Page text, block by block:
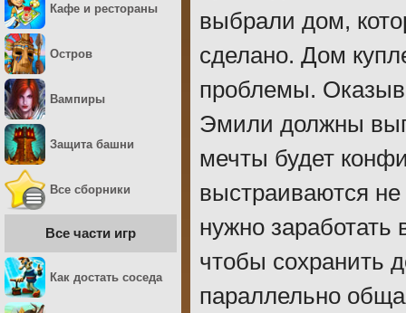
выбрали дом,
сделано. Дом
проблемы.
Эмили должны
мечты будет
выстраиваются
нужно заработать
чтобы сохранить
параллельно
Кафе и рестораны
Остров
Вампиры
Защита башни
Все сборники
Все части игр
Как достать соседа